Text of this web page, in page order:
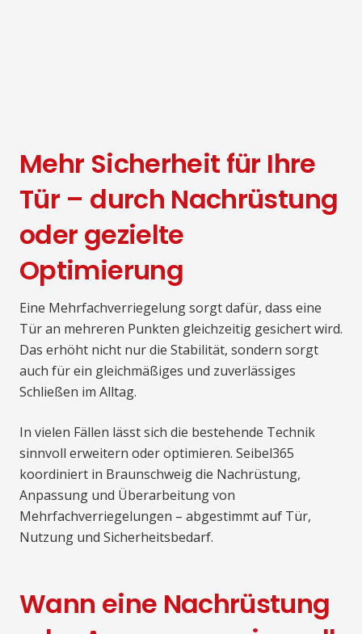
Mehr Sicherheit für Ihre
Tür – durch Nachrüstung
oder gezielte
Optimierung
Eine Mehrfachverriegelung sorgt dafür, dass eine
Tür an mehreren Punkten gleichzeitig gesichert wird.
Das erhöht nicht nur die Stabilität, sondern sorgt
auch für ein gleichmäßiges und zuverlässiges
Schließen im Alltag.
In vielen Fällen lässt sich die bestehende Technik
sinnvoll erweitern oder optimieren. Seibel365
koordiniert in Braunschweig die Nachrüstung,
Anpassung und Überarbeitung von
Mehrfachverriegelungen – abgestimmt auf Tür,
Nutzung und Sicherheitsbedarf.
Wann eine Nachrüstung